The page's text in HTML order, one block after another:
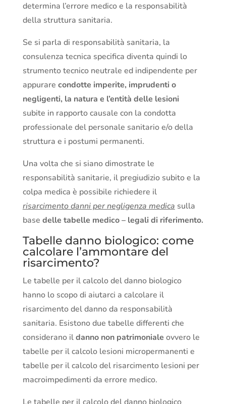
determina l’errore medico e la responsabilità
della struttura sanitaria.
Se si parla di responsabilità sanitaria, la
consulenza tecnica specifica diventa quindi lo
strumento tecnico neutrale ed indipendente per
appurare condotte imperite, imprudenti o
negligenti, la natura e l’entità delle lesioni
subite in rapporto causale con la condotta
professionale del personale sanitario e/o della
struttura e i postumi permanenti.
Una volta che si siano dimostrate le
responsabilità sanitarie, il pregiudizio subito e la
colpa medica è possibile richiedere il
risarcimento danni per negligenza medica sulla
base delle tabelle medico – legali di riferimento.
Tabelle danno biologico: come
calcolare l’ammontare del
risarcimento?
Le tabelle per il calcolo del danno biologico
hanno lo scopo di aiutarci a calcolare il
risarcimento del danno da responsabilità
sanitaria. Esistono due tabelle differenti che
considerano ildanno non patrimoniale ovvero le
tabelle per il calcolo lesioni micropermanenti e
tabelle per il calcolo del risarcimento lesioni per
macroimpedimenti da errore medico.